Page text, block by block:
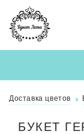
Доставка цветов
БУКЕТ